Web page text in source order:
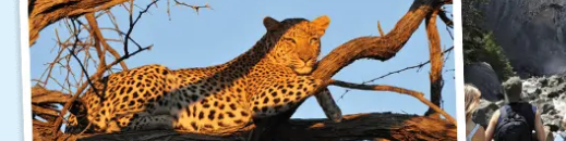
Familiereis (10)
Fietsreis (2)
Wandelreis (1)
Cultuur (3)
Natuur (6)
Botswana
Egypte
Ghana
Kaapverdië
Namibië
Oeganda
Sao Tomé en
Swaziland
Tanzania
Togo
Familiereis (10)
Fietsreis (1)
Cultuur (9)
Natuur (13)
Argentinië
Belize
Bolivia
Brazilië
Chili
Colombia